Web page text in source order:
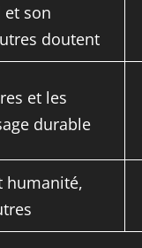
et son
doutent
et les
durable
humanité,